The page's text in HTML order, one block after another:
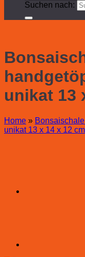
Suchen nach:
unikat 13
Home »
unikat 13 x 14 x 12 cm